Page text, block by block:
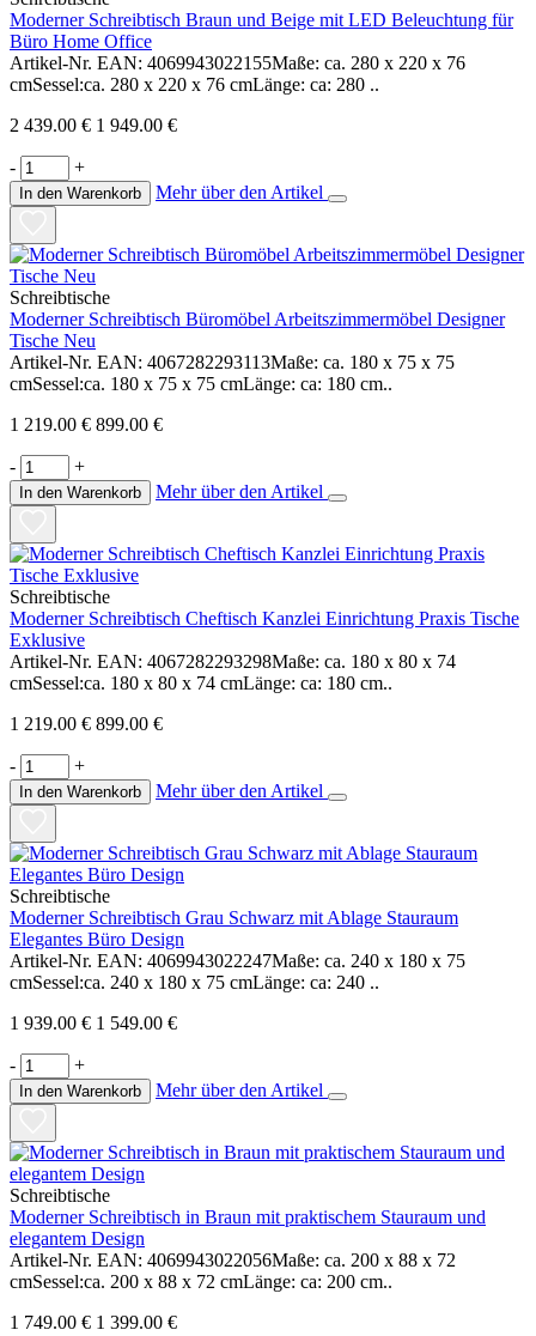
Moderner Schreibtisch Braun und Beige mit LED Beleuchtung für
Büro Home Office
Artikel-Nr. EAN: 4069943022155Maße: ca. 280 x 220 x 76
cmSessel:ca. 280 x 220 x 76 cmLänge: ca: 280 ..
2 439.00 € 1 949.00 €
- +
In den Warenkorb Mehr über den Artikel
Schreibtische
Moderner Schreibtisch Büromöbel Arbeitszimmermöbel Designer
Tische Neu
Artikel-Nr. EAN: 4067282293113Maße: ca. 180 x 75 x 75
cmSessel:ca. 180 x 75 x 75 cmLänge: ca: 180 cm..
1 219.00 € 899.00 €
- +
In den Warenkorb Mehr über den Artikel
Schreibtische
Moderner Schreibtisch Cheftisch Kanzlei Einrichtung Praxis Tische
Exklusive
Artikel-Nr. EAN: 4067282293298Maße: ca. 180 x 80 x 74
cmSessel:ca. 180 x 80 x 74 cmLänge: ca: 180 cm..
1 219.00 € 899.00 €
- +
In den Warenkorb Mehr über den Artikel
Schreibtische
Moderner Schreibtisch Grau Schwarz mit Ablage Stauraum
Elegantes Büro Design
Artikel-Nr. EAN: 4069943022247Maße: ca. 240 x 180 x 75
cmSessel:ca. 240 x 180 x 75 cmLänge: ca: 240 ..
1 939.00 € 1 549.00 €
- +
In den Warenkorb Mehr über den Artikel
Schreibtische
Moderner Schreibtisch in Braun mit praktischem Stauraum und
elegantem Design
Artikel-Nr. EAN: 4069943022056Maße: ca. 200 x 88 x 72
cmSessel:ca. 200 x 88 x 72 cmLänge: ca: 200 cm..
1 749.00 € 1 399.00 €